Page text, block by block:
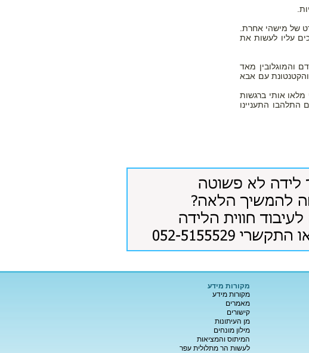
של מישהי אחרת.
עליו לעשות את
והמוגלובין מאד
והקטנטונת עם אבא
מלאו אותי ברגשות
שלי, כאשר הגעתי אחרי עם מדליית ויבק 3 רובם התלהבו התעניינו
מקורות מידע
מקורות מידע
מאמרים
קישורים
מן העיתונות
מילון מונחים
המיתוס והמציאות
לעשות הר מתלולית עפר